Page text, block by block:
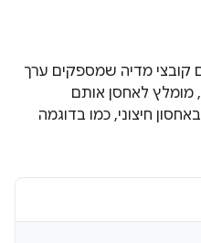
קובצי מדיה שמספקים ערך
לאחסן אותם
חיצוני, כמו בדוגמה